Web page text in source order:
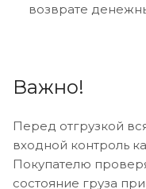
возврате
Важно!
Перед отгрузкой
входной контроль
Покупателю
состояние груза